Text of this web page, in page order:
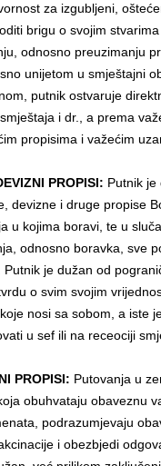
za izgubljeni,
brigu o svojim
odnosno preuzimanju
unijetom u smještajni
putnik ostvaruje
i dr., a prema
propisima i važećim
PROPISI: Putnik je
devizne i druge propise
u kojima boravi, te u
odnosno boravka, sve
Putnik je dužan od
o svim svojim
nosi sa sobom, a iste
u sef ili na receociji
PROPISI: Putovanja u
obuhvataju obaveznu
podrazumjevaju
i obezbjedi